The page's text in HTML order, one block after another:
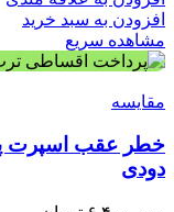
افزودن به سبد خرید
مشاهده سریع
مقایسه
دودی